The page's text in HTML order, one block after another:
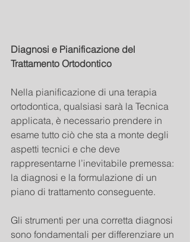
Diagnosi e Pianificazione del
Trattamento Ortodontico
Nella pianificazione di una terapia
ortodontica, qualsiasi sarà la Tecnica
applicata, è necessario prendere in
esame tutto ciò che sta a monte degli
aspetti tecnici e che deve
rappresentarne l’inevitabile premessa:
la diagnosi e la formulazione di un
piano di trattamento conseguente.
Gli strumenti per una corretta diagnosi
sono fondamentali per differenziare un